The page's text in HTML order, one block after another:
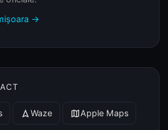
→
navigation Waze mapApple Maps